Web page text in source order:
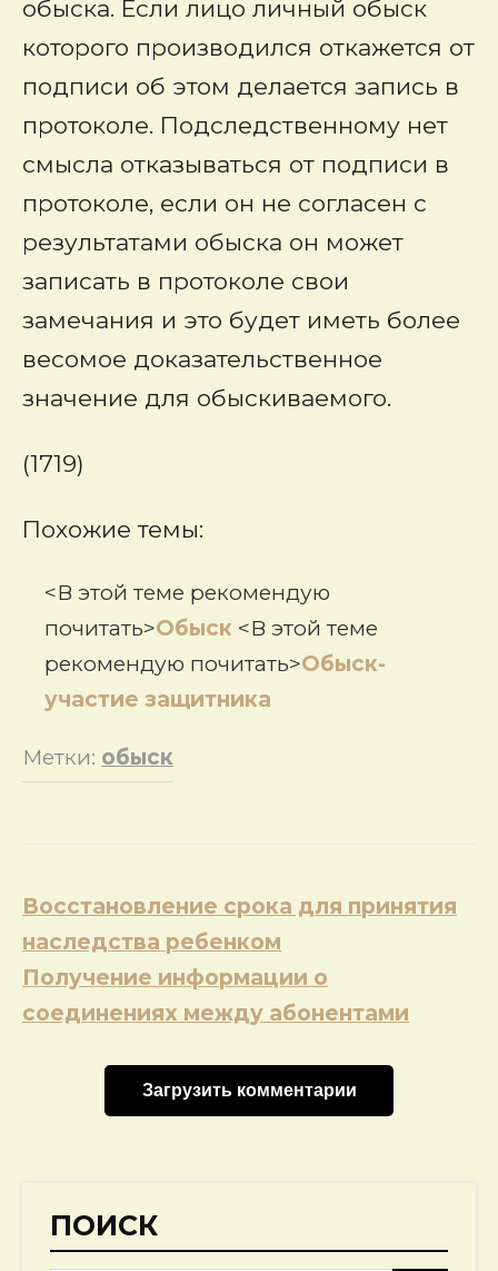
обыска. Если лицо личный обыск
которого производился откажется от
подписи об этом делается запись в
протоколе. Подследственному нет
смысла отказываться от подписи в
протоколе, если он не согласен с
результатами обыска он может
записать в протоколе свои
замечания и это будет иметь более
весомое доказательственное
значение для обыскиваемого.
(1719)
Похожие темы:
<В этой теме рекомендую
почитать>Обыск <В этой теме
рекомендую почитать>Обыск-
участие защитника
Метки: обыск
Навигация
по
записям
Восстановление срока для принятия
наследства ребенком
Получение информации о
соединениях между абонентами
Загрузить комментарии
ПОИСК